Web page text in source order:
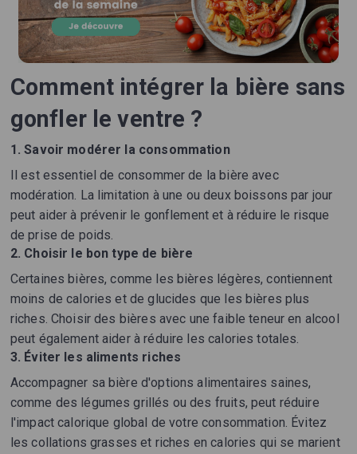
Comment intégrer la bière sans
gonfler le ventre ?
1. Savoir modérer la consommation
Il est essentiel de consommer de la bière avec
modération. La limitation à une ou deux boissons par jour
peut aider à prévenir le gonflement et à réduire le risque
de prise de poids.
2. Choisir le bon type de bière
Certaines bières, comme les bières légères, contiennent
moins de calories et de glucides que les bières plus
riches. Choisir des bières avec une faible teneur en alcool
peut également aider à réduire les calories totales.
3. Éviter les aliments riches
Accompagner sa bière d'options alimentaires saines,
comme des légumes grillés ou des fruits, peut réduire
l'impact calorique global de votre consommation. Évitez
les collations grasses et riches en calories qui se marient